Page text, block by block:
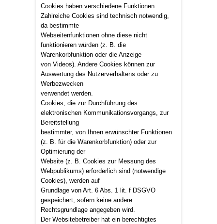
Cookies haben verschiedene Funktionen.
Zahlreiche Cookies sind technisch notwendig,
da bestimmte
Webseitenfunktionen ohne diese nicht
funktionieren würden (z. B. die
Warenkorbfunktion oder die Anzeige
von Videos). Andere Cookies können zur
Auswertung des Nutzerverhaltens oder zu
Werbezwecken
verwendet werden.
Cookies, die zur Durchführung des
elektronischen Kommunikationsvorgangs, zur
Bereitstellung
bestimmter, von Ihnen erwünschter Funktionen
(z. B. für die Warenkorbfunktion) oder zur
Optimierung der
Website (z. B. Cookies zur Messung des
Webpublikums) erforderlich sind (notwendige
Cookies), werden auf
Grundlage von Art. 6 Abs. 1 lit. f DSGVO
gespeichert, sofern keine andere
Rechtsgrundlage angegeben wird.
Der Websitebetreiber hat ein berechtigtes